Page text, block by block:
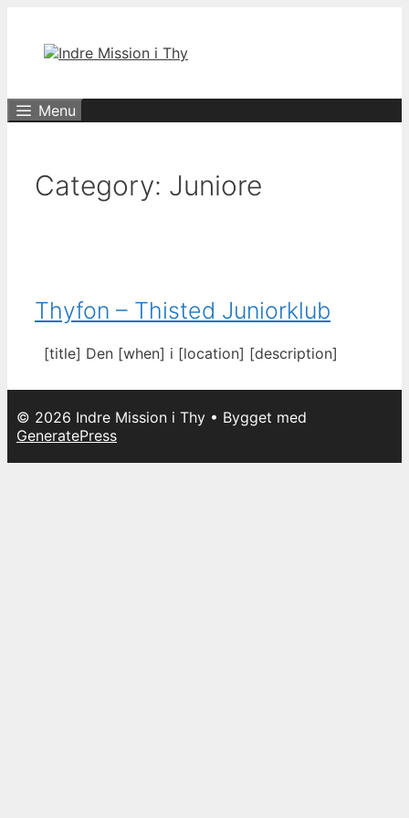
indhold
Menu
Category: Juniore
Thyfon – Thisted Juniorklub
[title] Den [when] i [location] [description]
© 2026 Indre Mission i Thy • Bygget med
GeneratePress